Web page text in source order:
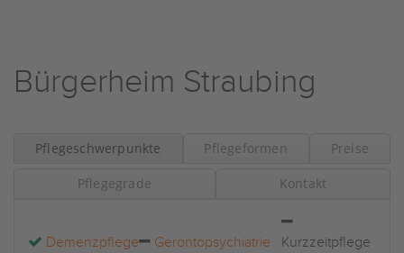
Bürgerheim Straubing
Pflegeschwerpunkte Pflegeformen Preise
Pflegegrade Kontakt
Demenzpflege Gerontopsychiatrie
Kurzzeitpflege